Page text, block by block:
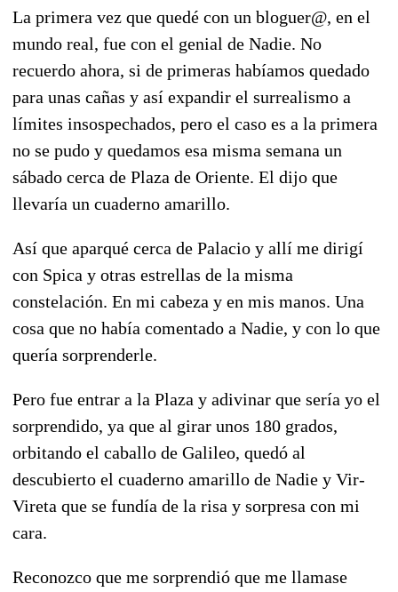
La primera vez que quedé con un bloguer@, en el
mundo real, fue con el genial de Nadie. No
recuerdo ahora, si de primeras habíamos quedado
para unas cañas y así expandir el surrealismo a
límites insospechados, pero el caso es a la primera
no se pudo y quedamos esa misma semana un
sábado cerca de Plaza de Oriente. El dijo que
llevaría un cuaderno amarillo.
Así que aparqué cerca de Palacio y allí me dirigí
con Spica y otras estrellas de la misma
constelación. En mi cabeza y en mis manos. Una
cosa que no había comentado a Nadie, y con lo que
quería sorprenderle.
Pero fue entrar a la Plaza y adivinar que sería yo el
sorprendido, ya que al girar unos 180 grados,
orbitando el caballo de Galileo, quedó al
descubierto el cuaderno amarillo de Nadie y Vir-
Vireta que se fundía de la risa y sorpresa con mi
cara.
Reconozco que me sorprendió que me llamase